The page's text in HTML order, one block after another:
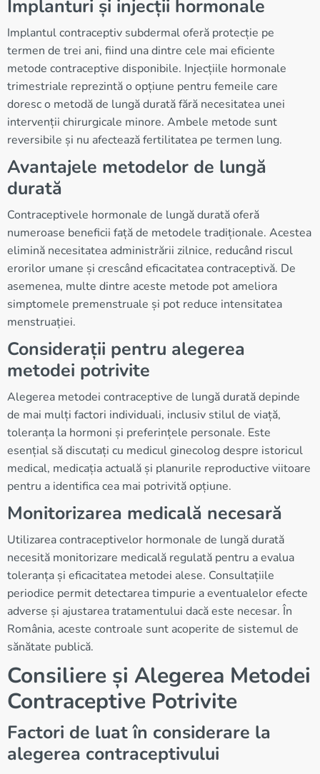
Implanturi și injecții hormonale
Implantul contraceptiv subdermal oferă protecție pe
termen de trei ani, fiind una dintre cele mai eficiente
metode contraceptive disponibile. Injecțiile hormonale
trimestriale reprezintă o opțiune pentru femeile care
doresc o metodă de lungă durată fără necesitatea unei
intervenții chirurgicale minore. Ambele metode sunt
reversibile și nu afectează fertilitatea pe termen lung.
Avantajele metodelor de lungă
durată
Contraceptivele hormonale de lungă durată oferă
numeroase beneficii față de metodele tradiționale. Acestea
elimină necesitatea administrării zilnice, reducând riscul
erorilor umane și crescând eficacitatea contraceptivă. De
asemenea, multe dintre aceste metode pot ameliora
simptomele premenstruale și pot reduce intensitatea
menstruației.
Considerații pentru alegerea
metodei potrivite
Alegerea metodei contraceptive de lungă durată depinde
de mai mulți factori individuali, inclusiv stilul de viață,
toleranța la hormoni și preferințele personale. Este
esențial să discutați cu medicul ginecolog despre istoricul
medical, medicația actuală și planurile reproductive viitoare
pentru a identifica cea mai potrivită opțiune.
Monitorizarea medicală necesară
Utilizarea contraceptivelor hormonale de lungă durată
necesită monitorizare medicală regulată pentru a evalua
toleranța și eficacitatea metodei alese. Consultațiile
periodice permit detectarea timpurie a eventualelor efecte
adverse și ajustarea tratamentului dacă este necesar. În
România, aceste controale sunt acoperite de sistemul de
sănătate publică.
Consiliere și Alegerea Metodei
Contraceptive Potrivite
Factori de luat în considerare la
alegerea contraceptivului